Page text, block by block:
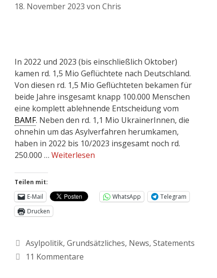
18. November 2023 von Chris
In 2022 und 2023 (bis einschließlich Oktober)
kamen rd. 1,5 Mio Geflüchtete nach Deutschland.
Von diesen rd. 1,5 Mio Geflüchteten bekamen für
beide Jahre insgesamt knapp 100.000 Menschen
eine komplett ablehnende Entscheidung vom
BAMF. Neben den rd. 1,1 Mio UkrainerInnen, die
ohnehin um das Asylverfahren herumkamen,
haben in 2022 bis 10/2023 insgesamt noch rd.
250.000 … Weiterlesen
Teilen mit:
E-Mail
WhatsApp
Telegram
Drucken
Asylpolitik, Grundsätzliches, News, Statements
11 Kommentare